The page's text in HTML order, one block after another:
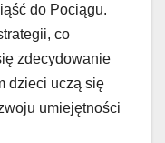
do Pociągu.
co
zdecydowanie
dzieci uczą się
umiejętności